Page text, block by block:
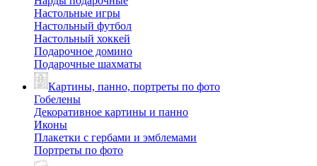
Настольные игры
Настольный футбол
Настольный хоккей
Подарочное домино
Подарочные шахматы
Картины, панно, портреты по фото
Гобелены
Декоративное картины и панно
Иконы
Плакетки с гербами и эмблемами
Портреты по фото